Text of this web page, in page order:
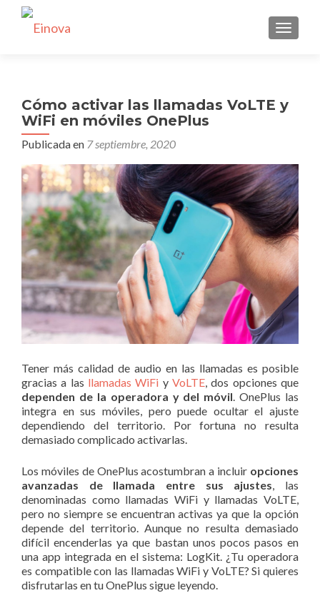
Cómo activar las llamadas VoLTE y
WiFi en móviles OnePlus
Publicada en 7 septiembre, 2020
Tener más calidad de audio en las llamadas es posible
gracias a las llamadas WiFi yVoLTE, dos opciones que
dependen de la operadora y del móvil. OnePlus las
integra en sus móviles, pero puede ocultar el ajuste
dependiendo del territorio. Por fortuna no resulta
demasiado complicado activarlas.
Los móviles de OnePlus acostumbran a incluir opciones
avanzadas de llamada entre sus ajustes, las
denominadas como llamadas WiFi y llamadas VoLTE,
pero no siempre se encuentran activas ya que la opción
depende del territorio. Aunque no resulta demasiado
difícil encenderlas ya que bastan unos pocos pasos en
una app integrada en el sistema: LogKit. ¿Tu operadora
es compatible con las llamadas WiFi y VoLTE? Si quieres
disfrutarlas en tu OnePlus sigue leyendo.